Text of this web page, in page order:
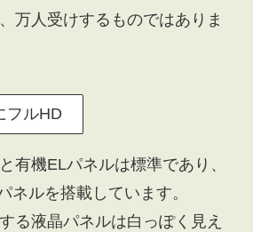
万人受けするものではありま
フルHD
有機ELパネルは標準であり、
ネルを搭載しています。
る液晶パネルは白っぽく見え